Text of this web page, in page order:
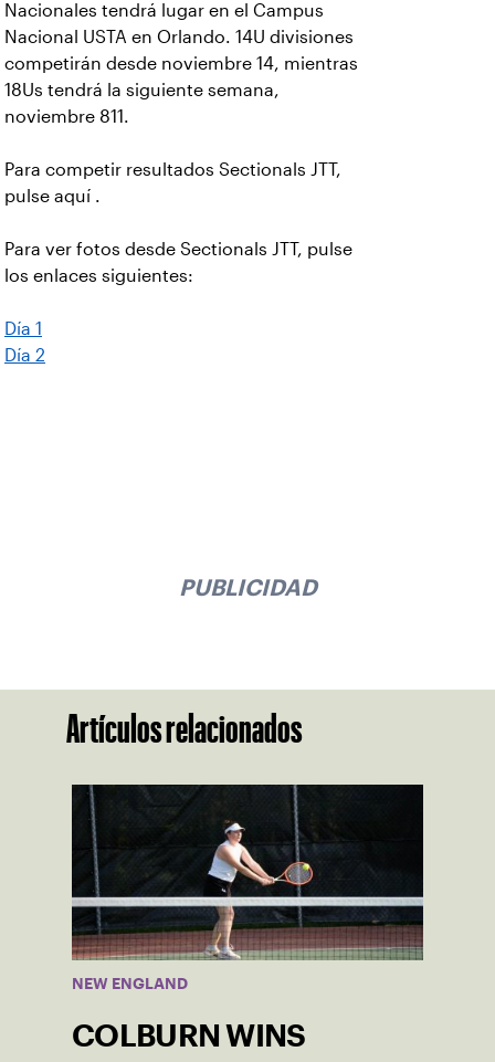
Nacionales tendrá lugar en el Campus
Nacional USTA en Orlando. 14U divisiones
competirán desde noviembre 14, mientras
18Us tendrá la siguiente semana,
noviembre 811.
Para competir resultados Sectionals JTT,
pulse aquí .
Para ver fotos desde Sectionals JTT, pulse
los enlaces siguientes:
Día 1
Día 2
PUBLICIDAD
Artículos relacionados
NEW ENGLAND
COLBURN WINS